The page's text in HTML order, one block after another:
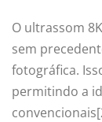
O ultrassom
sem
fotográfica.
permitindo a